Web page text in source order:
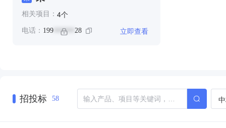
相关项目： 4个
电话： 199 ****** 28 立即查看
招投标 58